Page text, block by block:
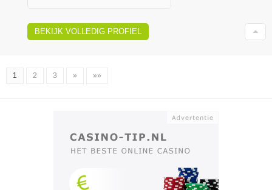
BEKIJK VOLLEDIG PROFIEL
1 2 3 » »»